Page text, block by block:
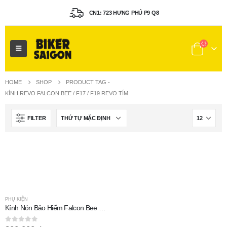
CN1: 723 HƯNG PHÚ P9 Q8
HOME SHOP
PRODUCT TAG -
KÍNH REVO FALCON BEE / F17 / F19 REVO TÍM
FILTER
PHỤ KIỆN